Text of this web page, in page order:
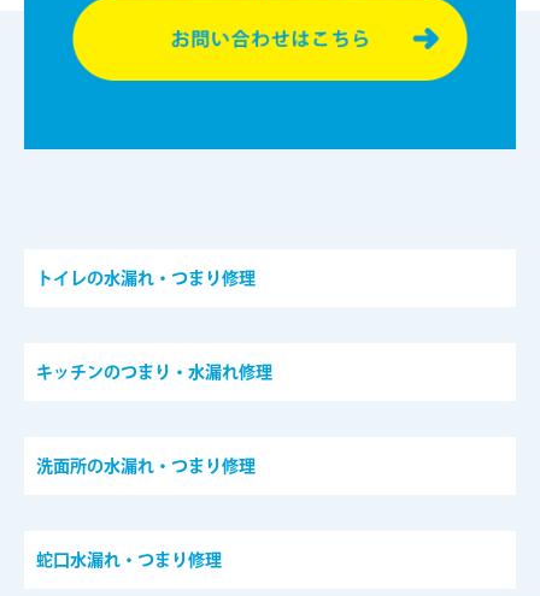
トイレの水漏れ・つまり修理
キッチンのつまり・水漏れ修理
洗面所の水漏れ・つまり修理
蛇口水漏れ・つまり修理